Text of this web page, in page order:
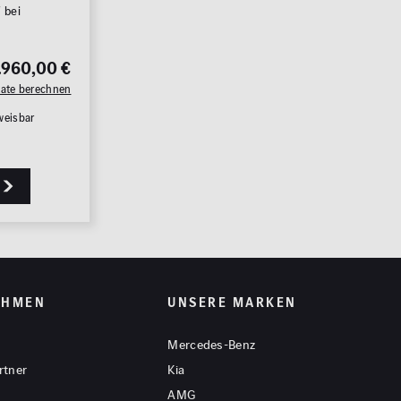
3
bei
€
berechnen
UNSERE MARKEN
Mercedes-Benz
Kia
AMG